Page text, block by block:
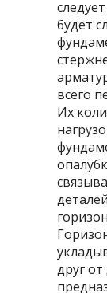
будет
всего
Их
друг